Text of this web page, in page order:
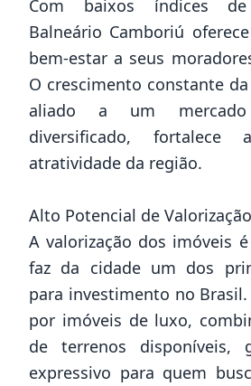
Com baixos índices de
Balneário Camboriú
bem-estar a seus
O crescimento constante
aliado a um
diversificado,
atratividade da região.
Alto Potencial de Valorização
A valorização dos imóveis
faz da cidade um dos
para investimento no
por imóveis de luxo,
de terrenos disponíveis,
expressivo para quem